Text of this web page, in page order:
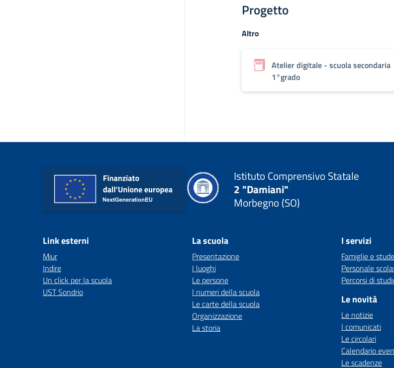
Progetto
Altro
Atelier digitale - scuola secondaria
1°grado
Istituto Comprensivo Statale
2 "Damiani"
Morbegno (SO)
Link esterni
Miur
Indire
Un click per la scuola
UST Sondrio
La scuola
Presentazione
I luoghi
Le persone
I numeri della scuola
Le carte della scuola
Organizzazione
La storia
I servizi
Famiglie e
Personale
Percorsi di
Le novità
Le notizie
I comunicati
Le circolari
Calendario
Le scadenze